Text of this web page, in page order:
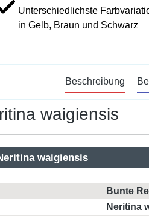
Unterschiedlichste
in Gelb, Braun und Schwarz
Beschreibung
waigiensis
waigiensis
Bunte
Neritina